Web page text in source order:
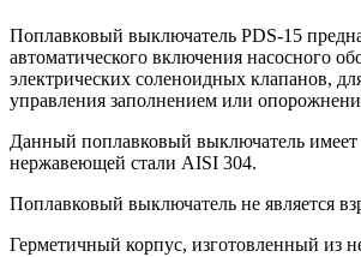
Поплавковый выключатель PDS-15
автоматического включения насосного
электрических соленоидных клапанов,
управления заполнением или
Данный поплавковый выключатель имеет
нержавеющей стали AISI 304.
Поплавковый выключатель не является
Герметичный корпус, изготовленный из